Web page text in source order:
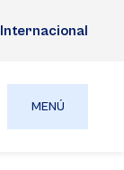
Internacional
MENÚ